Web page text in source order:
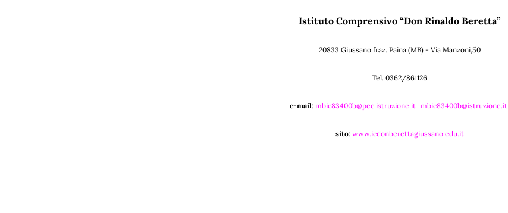
Istituto Comprensivo “Don Rinaldo Beretta”
20833 Giussano fraz. Paina (MB) - Via Manzoni,50
Tel. 0362/861126
e-mail: mbic83400b@pec.istruzione.it mbic83400b@istruzione.it
sito: www.icdonberettagiussano.edu.it